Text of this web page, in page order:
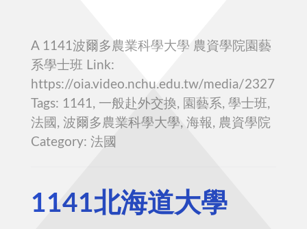
A 1141波爾多農業科學大學 農資學院園藝
系學士班 Link:
https://oia.video.nchu.edu.tw/media/2327
Tags: 1141, 一般赴外交換, 園藝系, 學士班,
法國, 波爾多農業科學大學, 海報, 農資學院
Category: 法國
1141北海道大學